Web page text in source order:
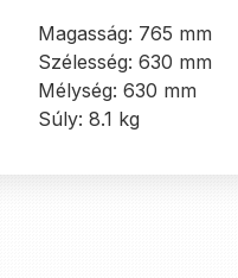
Magasság: 765 mm
Szélesség: 630 mm
Mélység: 630 mm
Súly: 8.1 kg